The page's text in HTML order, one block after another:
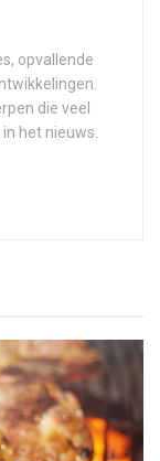
opvallende
die veel
het nieuws.